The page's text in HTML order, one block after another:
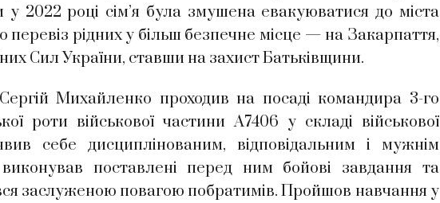
у 2022 році сім’я була змушена евакуюватися до міста
рідних у більш безпечне місце — на Закарпаття,
Сил України, ставши на захист Батьківщини.
Михайленко проходив на посаді командира 3-го
роти військової частини А7406 у складі військової
себе дисциплінованим, відповідальним і мужнім
поставлені перед ним бойові завдання та
заслуженою повагою побратимів. Пройшов навчання у